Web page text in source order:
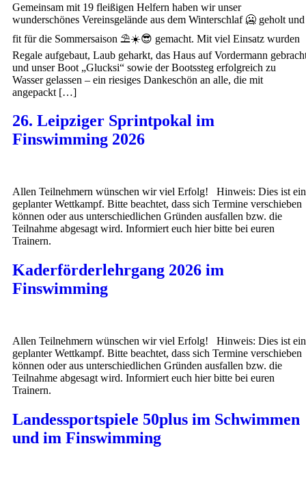
Gemeinsam mit 19 fleißigen Helfern haben wir unser
wunderschönes Vereinsgelände aus dem Winterschlaf 🥶 geholt und
fit für die Sommersaison ⛱️☀️😎 gemacht. Mit viel Einsatz wurden
Regale aufgebaut, Laub geharkt, das Haus auf Vordermann
und unser Boot „Glucksi“ sowie der Bootssteg erfolgreich zu
Wasser gelassen – ein riesiges Dankeschön an alle, die mit
angepackt […]
26. Leipziger Sprintpokal im
Finswimming 2026
Allen Teilnehmern wünschen wir viel Erfolg! Hinweis: Dies ist ein
geplanter Wettkampf. Bitte beachtet, dass sich Termine verschieben
können oder aus unterschiedlichen Gründen ausfallen bzw. die
Teilnahme abgesagt wird. Informiert euch hier bitte bei euren
Trainern.
Kaderförderlehrgang 2026 im
Finswimming
Allen Teilnehmern wünschen wir viel Erfolg! Hinweis: Dies ist ein
geplanter Wettkampf. Bitte beachtet, dass sich Termine verschieben
können oder aus unterschiedlichen Gründen ausfallen bzw. die
Teilnahme abgesagt wird. Informiert euch hier bitte bei euren
Trainern.
Landessportspiele 50plus im Schwimmen
und im Finswimming